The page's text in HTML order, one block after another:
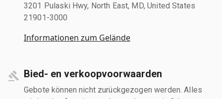
3201 Pulaski Hwy, North East, MD, United States
21901-3000
Informationen zum Gelände
Bied- en verkoopvoorwaarden
Gebote können nicht zurückgezogen werden. Alles